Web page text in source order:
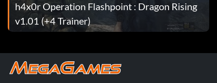
h4x0r Operation Flashpoint : Dragon Rising
v1.01 (+4 Trainer)